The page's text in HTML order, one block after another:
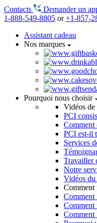
Contacts
Demander un
1-888-549-8805 or+1-857-
Assistant cadeau
Nos marques
Pourquoi nous choisir
Vidéos
PCI
Comment
PCI est-il
Services
Travailler
Notre
Vidéos du
Comment
Comment
Comment
Comment